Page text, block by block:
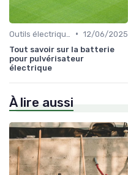
• 12/06/2025
Tout savoir sur la batterie
pour pulvérisateur
électrique
À lire aussi